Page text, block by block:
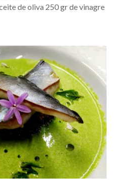
de oliva 250 gr de vinagre